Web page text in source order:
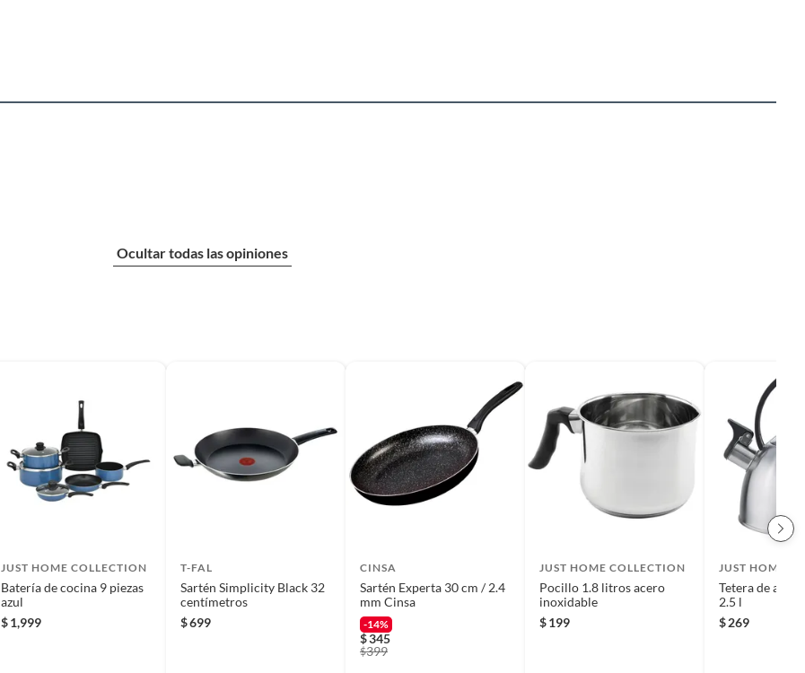
Ocultar todas las opiniones
JUST HOME COLLECTION
Batería de cocina 9 piezas
azul
$1,999
T-FAL
Sartén Simplicity Black 32
centímetros
$699
CINSA
Sartén Experta 30 cm / 2.4
mm Cinsa
-14%
$345
$399
JUST HOME COLLECTION
Pocillo 1.8 litros acero
inoxidable
$199
JUST HOME
Tetera de
2.5 l
$269